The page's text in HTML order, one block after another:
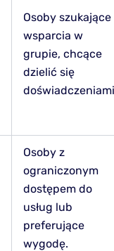
Osoby szukające
wsparcia w
grupie, chcące
dzielić się
Osoby z
ograniczonym
dostępem do
usług lub
preferujące
wygodę.